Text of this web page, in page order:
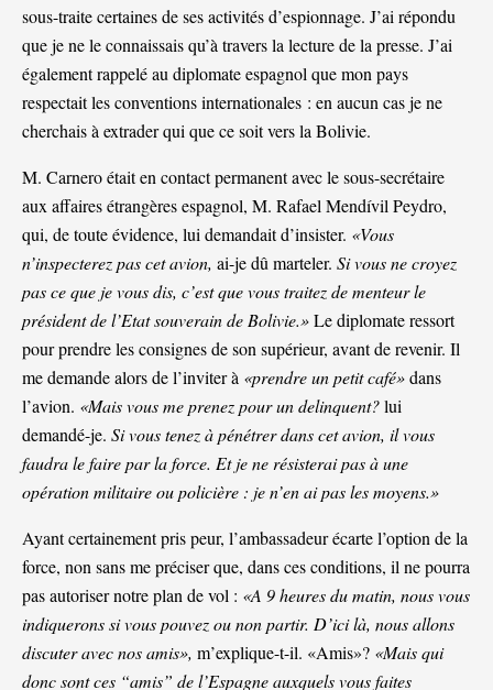
sous-traite certaines de ses activités d’espionnage. J’ai répondu
que je ne le connaissais qu’à travers la lecture de la presse. J’ai
également rappelé au diplomate espagnol que mon pays
respectait les conventions internationales : en aucun cas je ne
cherchais à extrader qui que ce soit vers la Bolivie.
M. Carnero était en contact permanent avec le sous-secrétaire
aux affaires étrangères espagnol, M. Rafael Mendívil Peydro,
qui, de toute évidence, lui demandait d’insister. «Vous
n’inspecterez pas cet avion, ai-je dû marteler. Si vous ne croyez
pas ce que je vous dis, c’est que vous traitez de menteur le
président de l’Etat souverain de Bolivie.»Le diplomate ressort
pour prendre les consignes de son supérieur, avant de revenir. Il
me demande alors de l’inviter à «prendre un petit café»dans
l’avion. «Mais vous me prenez pour un delinquent?lui
demandé-je. Si vous tenez à pénétrer dans cet avion, il vous
faudra le faire par la force. Et je ne résisterai pas à une
opération militaire ou policière : je n’en ai pas les moyens.»
Ayant certainement pris peur, l’ambassadeur écarte l’option de la
force, non sans me préciser que, dans ces conditions, il ne pourra
pas autoriser notre plan de vol : «A 9 heures du matin, nous vous
indiquerons si vous pouvez ou non partir. D’ici là, nous allons
discuter avec nos amis», m’explique-t-il. «Amis»? «Mais qui
donc sont ces “amis” de l’Espagne auxquels vous faites